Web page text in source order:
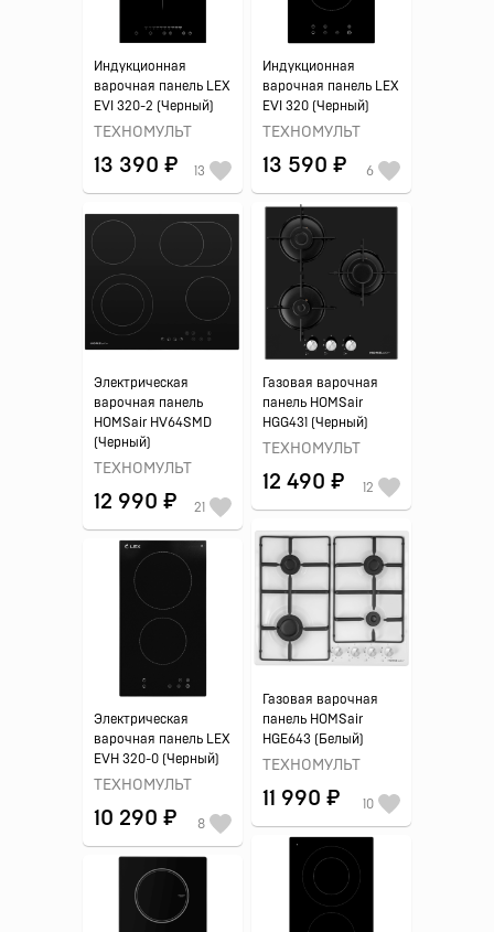
Индукционная
варочная панель LEX
EVI 320-2 (Черный)
ТЕХНОМУЛЬТ
13 390 ₽ 13
Индукционная
варочная панель LEX
EVI 320 (Черный)
ТЕХНОМУЛЬТ
13 590 ₽ 6
Электрическая
варочная панель
HOMSair HV64SMD
(Черный)
ТЕХНОМУЛЬТ
12 990 ₽ 21
Газовая варочная
панель HOMSair
HGG431 (Черный)
ТЕХНОМУЛЬТ
12 490 ₽ 12
Газовая варочная
панель HOMSair
HGE643 (Белый)
ТЕХНОМУЛЬТ
11 990 ₽ 10
Электрическая
варочная панель LEX
EVH 320-0 (Черный)
ТЕХНОМУЛЬТ
10 290 ₽ 8